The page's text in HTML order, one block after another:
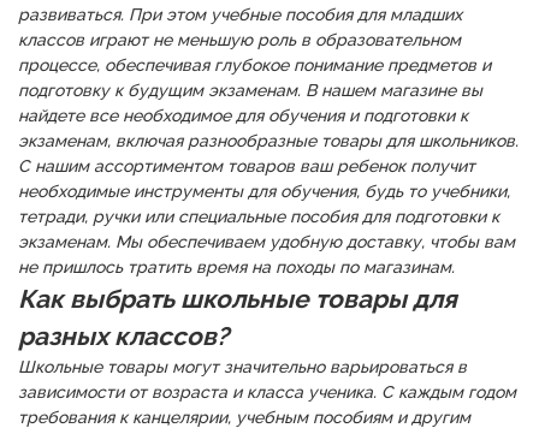
развиваться. При этом учебные пособия для младших
классов играют не меньшую роль в образовательном
процессе, обеспечивая глубокое понимание предметов и
подготовку к будущим экзаменам. В нашем магазине вы
найдете все необходимое для обучения и подготовки к
экзаменам, включая разнообразные товары для школьников.
С нашим ассортиментом товаров ваш ребенок получит
необходимые инструменты для обучения, будь то учебники,
тетради, ручки или специальные пособия для подготовки к
экзаменам. Мы обеспечиваем удобную доставку, чтобы вам
не пришлось тратить время на походы по магазинам.
Как выбрать школьные товары для
разных классов?
Школьные товары могут значительно варьироваться в
зависимости от возраста и класса ученика. С каждым годом
требования к канцелярии, учебным пособиям и другим